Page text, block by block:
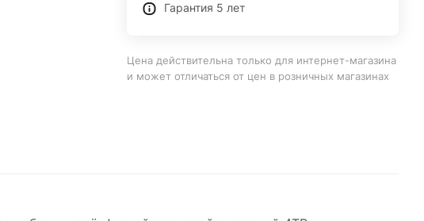
Гарантия 5 лет
Цена действительна только для интернет-магазина
и может отличаться от цен в розничных магазинах